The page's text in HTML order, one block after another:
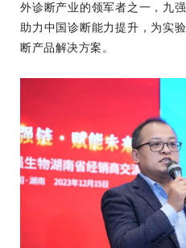
外诊断产业的领军者之一，九
助力中国诊断能力提升，为实
断产品解决方案。